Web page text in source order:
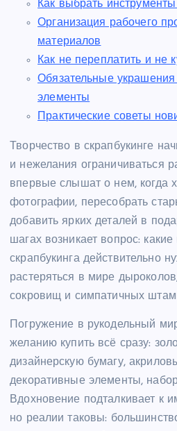
Как выбрать
Организация рабочего
материалов
Как не переплатить и не
Обязательные
элементы
Практические советы
Творчество в скрапбукинге
и нежелания ограничиваться
впервые слышат о нем, когда
фотографии, пересобрать
добавить ярких деталей в
шагах возникает вопрос:
скрапбукинга действительно
растеряться в мире
сокровищ и симпатичных
Погружение в рукодельный
желанию купить всё сразу:
дизайнерскую бумагу,
декоративные элементы,
Вдохновение подталкивает к
но реалии таковы: